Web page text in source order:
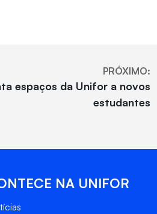
PRÓXIMO:
espaços da Unifor a novos
estudantes
NA UNIFOR